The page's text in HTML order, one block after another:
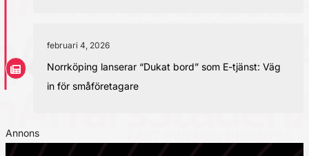
februari 4, 2026
Norrköping lanserar “Dukat bord” som E-tjänst: Väg
in för småföretagare
Annons